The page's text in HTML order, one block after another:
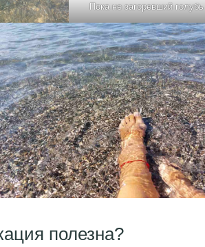
Пока не загоревший голубь
полезна?